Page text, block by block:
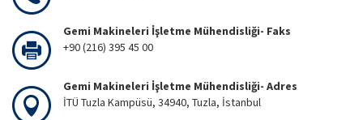
Gemi Makineleri İşletme Mühendisliği- Faks
+90 (216) 395 45 00
Gemi Makineleri İşletme Mühendisliği- Adres
İTÜ Tuzla Kampüsü, 34940, Tuzla, İstanbul